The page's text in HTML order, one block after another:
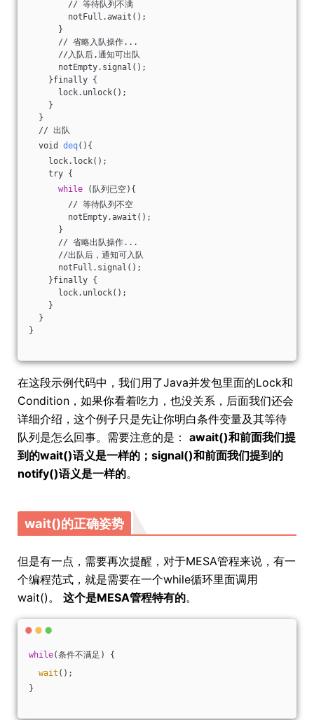
// 等待队列不满
notFull.await();
}
// 省略入队操作...
//入队后,通知可出队
notEmpty.signal();
}finally {
lock.unlock();
}
}
// 出队
void deq(){
lock.lock();
try {
while (队列已空){
// 等待队列不空
notEmpty.await();
}
// 省略出队操作...
//出队后，通知可入队
notFull.signal();
}finally {
lock.unlock();
}
}
}
在这段示例代码中，我们用了Java并发包里面的Lock和
Condition，如果你看着吃力，也没关系，后面我们还会
详细介绍，这个例子只是先让你明白条件变量及其等待
队列是怎么回事。需要注意的是： await()和前面我们提
到的wait()语义是一样的；signal()和前面我们提到的
notify()语义是一样的。
wait()的正确姿势
但是有一点，需要再次提醒，对于MESA管程来说，有一
个编程范式，就是需要在一个while循环里面调用
wait()。 这个是MESA管程特有的。
while(条件不满足) {
wait ();
}